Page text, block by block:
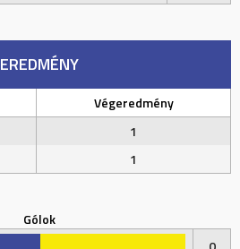
EREDMÉNY
Végeredmény
1
1
Gólok